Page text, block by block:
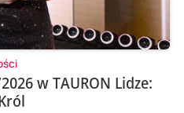
w TAURON Lidze: